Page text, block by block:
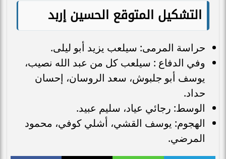
التشكيل المتوقع الحسين إربد
حراسة المرمى: سيلعب يزيد أبو ليلى.
وفي الدفاع : سيلعب كل من عبد الله نصيب،
يوسف أبو جلبوش، سعد الروسان، إحسان
حداد.
الوسط: رجائي عياد، سليم عبيد.
الهجوم: يوسف القشي، أشلي كوفي، محمود
المرضي.